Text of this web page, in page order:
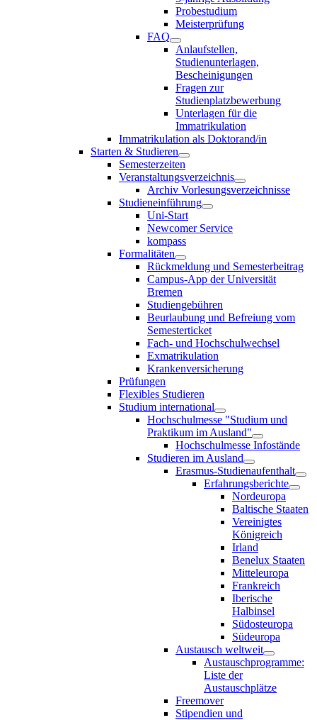
Probestudium
Meisterprüfung
FAQ
Anlaufstellen,
Studienunterlagen,
Bescheinigungen
Fragen zur
Studienplatzbewerbung
Unterlagen für die
Immatrikulation
Immatrikulation als Doktorand/in
Starten & Studieren
Semesterzeiten
Veranstaltungsverzeichnis
Archiv Vorlesungsverzeichnisse
Studieneinführung
Uni-Start
Newcomer Service
kompass
Formalitäten
Rückmeldung und Semesterbeitrag
Campus-App der Universität
Bremen
Studiengebühren
Beurlaubung und Befreiung vom
Semesterticket
Fach- und Hochschulwechsel
Exmatrikulation
Krankenversicherung
Prüfungen
Flexibles Studieren
Studium international
Hochschulmesse "Studium und
Praktikum im Ausland"
Hochschulmesse Infostände
Studieren im Ausland
Erasmus-Studienaufenthalt
Erfahrungsberichte
Nordeuropa
Baltische Staaten
Vereinigtes
Königreich
Irland
Benelux Staaten
Mitteleuropa
Frankreich
Iberische
Halbinsel
Südosteuropa
Südeuropa
Austausch weltweit
Austauschprogramme:
Liste der
Austauschplätze
Freemover
Stipendien und